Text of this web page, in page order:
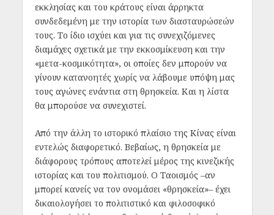
εκκλησίας και του κράτους είναι άρρηκτα
συνδεδεμένη με την ιστορία των διασταυρώσεών
τους. Το ίδιο ισχύει και για τις συνεχιζόμενες
διαμάχες σχετικά με την εκκοσμίκευση και την
«μετα-κοσμικότητα», οι οποίες δεν μπορούν να
γίνουν κατανοητές χωρίς να λάβουμε υπόψη μας
τους αγώνες ενάντια στη θρησκεία. Και η λίστα
θα μπορούσε να συνεχιστεί.
Από την άλλη το ιστορικό πλαίσιο της Κίνας είναι
εντελώς διαφορετικό. Βεβαίως, η θρησκεία με
διάφορους τρόπους αποτελεί μέρος της κινεζικής
ιστορίας και του πολιτισμού. Ο Ταοισμός –αν
μπορεί κανείς να τον ονομάσει «θρησκεία»– έχει
δικαιολογήσει το πολιτιστικό και φιλοσοφικό